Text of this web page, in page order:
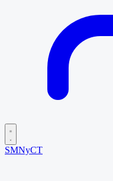
SMNyCT